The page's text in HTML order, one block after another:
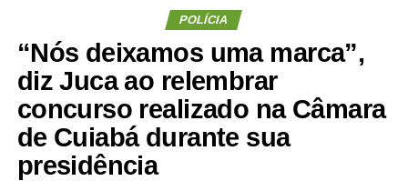
POLÍCIA
“Nós deixamos uma marca”,
diz Juca ao relembrar
concurso realizado na Câmara
de Cuiabá durante sua
presidência